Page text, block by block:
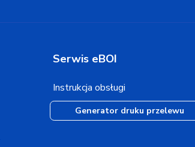
Serwis eBOI
Instrukcja obsługi
Generator druku przelewu